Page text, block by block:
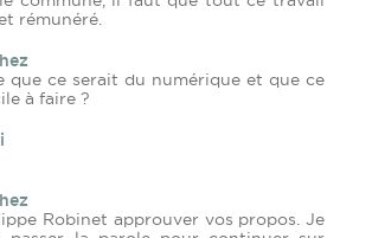
rémunéré.
que ce serait du numérique et que ce
à faire ?
Robinet approuver vos propos. Je